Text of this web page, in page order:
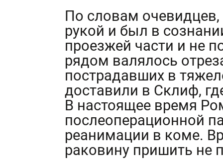
По словам
рукой и был в
проезжей части и не
рядом валялось
пострадавших в
доставили в Склиф,
В настоящее время
послеоперационной
реанимации в коме.
раковину пришить не